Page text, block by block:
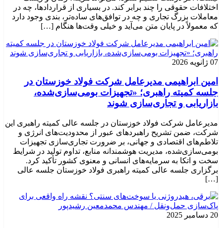
اختلافات حقوقی را چند برابر کند. در بسیاری از قراردادها، چه در
معاملات بزرگ تجاری و چه در توافق‌های ساده‌تر، بندی وجود دارد
که معمولاً در پایان متن می‌آید و خیلی وقت‌ها هنگام […]
07 ژانویه 2026
امین ابراهیمی مدیرعامل شرکت فولاد خوزستان در
جلسه کمیته راهبری؛ «تجهیزات بومی‌سازی‌شده،
بازاریابی و تجاری‌سازی شوند
مدیرعامل شرکت فولاد خوزستان در جلسه عالی کمیته راهبری این
شرکت، ضمن تشریح راهبردهای عبور از محدودیت‌های انرژی و
تلاطم‌های اقتصادی و جهانی، بر ضرورت تجاری‌سازی تجهیزات
بومی‌سازی‌شده، مدیریت هوشمندانه منابع، تداوم تولید در شرایط
سخت و اتکا به سرمایه‌های انسانی و معنوی کشور تأکید کرد.
برگزاری جلسه عالی کمیته راهبری فولاد خوزستان جلسه عالی
[…]
20 دسامبر 2025